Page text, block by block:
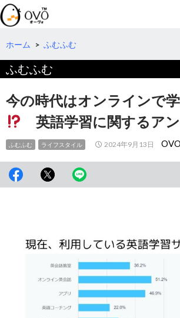
検
索
コ
テ
へ
ホーム > ふむふむ
ふむふむ
今の時代はオンラインで
英語学習に関するア
ふむふむ ライフスタイル 2024年9月13日 OVO